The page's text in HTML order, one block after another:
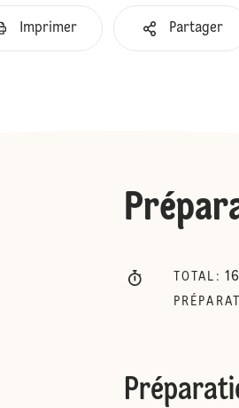
Imprimer Partager
TOTAL :